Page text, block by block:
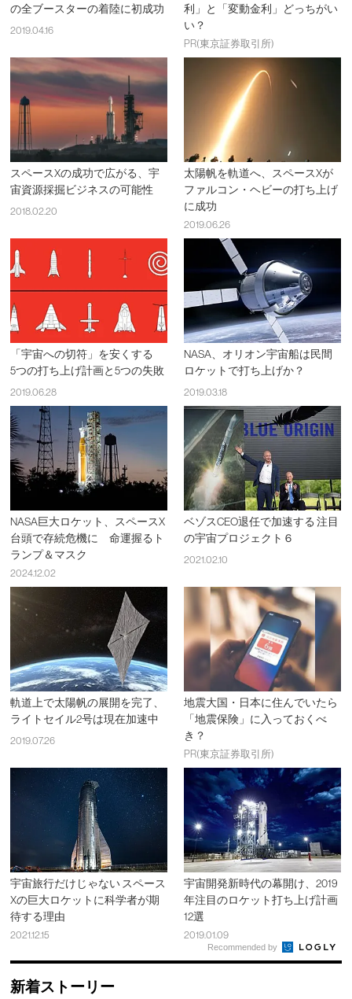
の全ブースターの着陸に初成功
2019.04.16
利」と「変動金利」どっちがい
い？
PR(東京証券取引所)
スペースXの成功で広がる、宇
宙資源採掘ビジネスの可能性
2018.02.20
太陽帆を軌道へ、スペースXが
ファルコン・ヘビーの打ち上げ
に成功
2019.06.26
「宇宙への切符」を安くする
5つの打ち上げ計画と5つの失敗
2019.06.28
NASA、オリオン宇宙船は民間
ロケットで打ち上げか？
2019.03.18
NASA巨大ロケット、スペースX
台頭で存続危機に 命運握るト
ランプ＆マスク
2024.12.02
ベゾスCEO退任で加速する 注目
の宇宙プロジェクト６
2021.02.10
軌道上で太陽帆の展開を完了、
ライトセイル2号は現在加速中
2019.07.26
地震大国・日本に住んでいたら
「地震保険」に入っておくべ
き？
PR(東京証券取引所)
宇宙旅行だけじゃない スペース
Xの巨大ロケットに科学者が期
待する理由
2021.12.15
宇宙開発新時代の幕開け、2019
年注目のロケット打ち上げ計画
12選
2019.01.09
Recommended by
新着ストーリー